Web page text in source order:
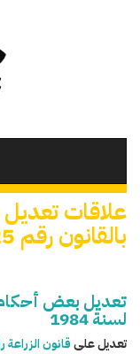
علاقات
بالقانون رقم 225 لسنة 1984
لسنة 1984
تعديل علىقانون الزراعة رقم 53